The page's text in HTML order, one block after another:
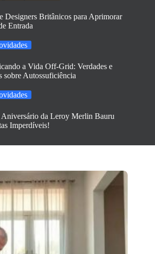
Designers Britânicos para Aprimorar
Entrada
a Vida Off-Grid: Verdades e
sobre Autossuficiência
Aniversário da Leroy Merlin Bauru
Imperdíveis!